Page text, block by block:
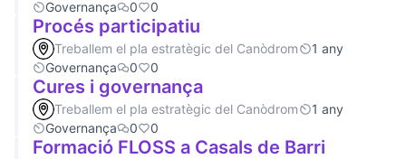
Governança
0 0
Procés participatiu
Treballem el pla estratègic del Canòdrom
1 any
Governança
0 0
Cures i governança
Treballem el pla estratègic del Canòdrom
1 any
Governança
0 0
Formació FLOSS a Casals de Barri